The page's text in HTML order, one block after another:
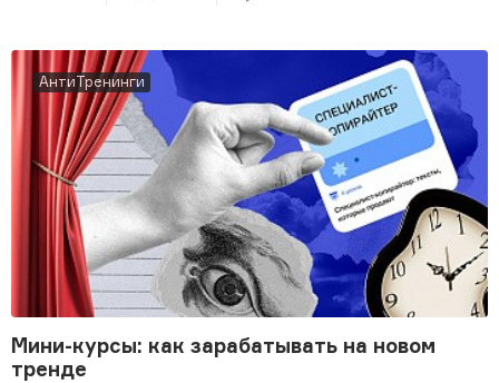
АнтиТренинги
Мини-курсы: как зарабатывать на новом
тренде